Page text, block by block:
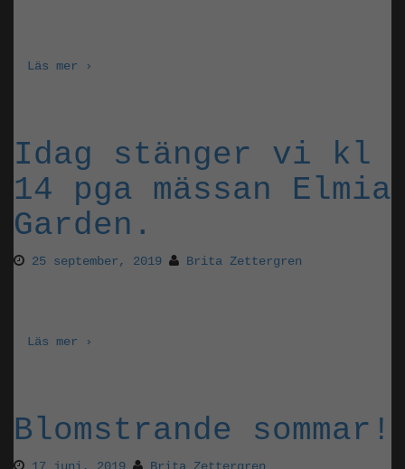
Läs mer ›
Idag stänger vi kl
14 pga mässan Elmia
Garden.
25 september, 2019 Brita Zettergren
Läs mer ›
Blomstrande sommar!
17 juni, 2019 Brita Zettergren